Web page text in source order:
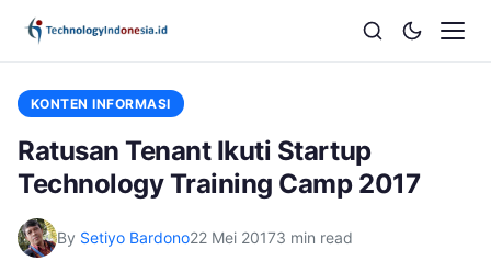
KONTEN INFORMASI
Ratusan Tenant Ikuti Startup
Technology Training Camp 2017
By Setiyo Bardono22 Mei 20173 min read